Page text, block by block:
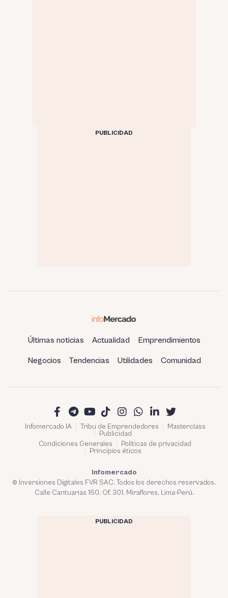
PUBLICIDAD
Últimas noticias Actualidad Emprendimientos
Negocios Tendencias Utilidades Comunidad
Infomercado IA Tribu de Emprendedores
Masterclass
Publicidad
Condiciones Generales
Políticas de privacidad
Principios éticos
Infomercado
© Inversiones Digitales FVR SAC. Todos los derechos reservados.
Calle Cantuarias 160. Of. 301. Miraflores, Lima-Perú.
PUBLICIDAD